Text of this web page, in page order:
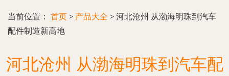
当前位置： 首页 > 产品大全 > 河北沧州 从渤海明珠到汽车
配件制造新高地
河北沧州 从渤海明珠到汽车配